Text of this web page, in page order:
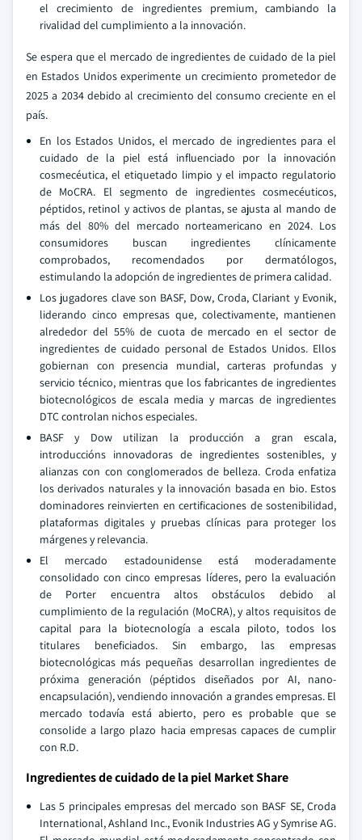
el crecimiento de ingredientes premium, cambiando la
rivalidad del cumplimiento a la innovación.
Se espera que el mercado de ingredientes de cuidado de la piel
en Estados Unidos experimente un crecimiento prometedor de
2025 a 2034 debido al crecimiento del consumo creciente en el
país.
En los Estados Unidos, el mercado de ingredientes para el
cuidado de la piel está influenciado por la innovación
cosmecéutica, el etiquetado limpio y el impacto regulatorio
de MoCRA. El segmento de ingredientes cosmecéuticos,
péptidos, retinol y activos de plantas, se ajusta al mando de
más del 80% del mercado norteamericano en 2024. Los
consumidores buscan ingredientes clínicamente
comprobados, recomendados por dermatólogos,
estimulando la adopción de ingredientes de primera calidad.
Los jugadores clave son BASF, Dow, Croda, Clariant y Evonik,
liderando cinco empresas que, colectivamente, mantienen
alrededor del 55% de cuota de mercado en el sector de
ingredientes de cuidado personal de Estados Unidos. Ellos
gobiernan con presencia mundial, carteras profundas y
servicio técnico, mientras que los fabricantes de ingredientes
biotecnológicos de escala media y marcas de ingredientes
DTC controlan nichos especiales.
BASF y Dow utilizan la producción a gran escala,
introduccións innovadoras de ingredientes sostenibles, y
alianzas con con conglomerados de belleza. Croda enfatiza
los derivados naturales y la innovación basada en bio. Estos
dominadores reinvierten en certificaciones de sostenibilidad,
plataformas digitales y pruebas clínicas para proteger los
márgenes y relevancia.
El mercado estadounidense está moderadamente
consolidado con cinco empresas líderes, pero la evaluación
de Porter encuentra altos obstáculos debido al
cumplimiento de la regulación (MoCRA), y altos requisitos de
capital para la biotecnología a escala piloto, todos los
titulares beneficiados. Sin embargo, las empresas
biotecnológicas más pequeñas desarrollan ingredientes de
próxima generación (péptidos diseñados por AI, nano-
encapsulación), vendiendo innovación a grandes empresas. El
mercado todavía está abierto, pero es probable que se
consolide a largo plazo hacia empresas capaces de cumplir
con R.D.
Ingredientes de cuidado de la piel Market Share
Las 5 principales empresas del mercado son BASF SE, Croda
International, Ashland Inc., Evonik Industries AG y Symrise AG.